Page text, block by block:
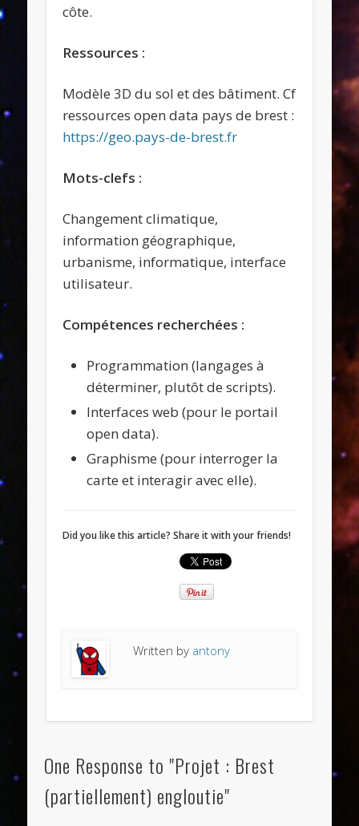
côte.
Ressources :
Modèle 3D du sol et des bâtiment. Cf
ressources open data pays de brest :
https://geo.pays-de-brest.fr
Mots-clefs :
Changement climatique,
information géographique,
urbanisme, informatique, interface
utilisateur.
Compétences recherchées :
Programmation (langages à
déterminer, plutôt de scripts).
Interfaces web (pour le portail
open data).
Graphisme (pour interroger la
carte et interagir avec elle).
Did you like this article? Share it with your friends!
Written by antony
One Response to "Projet : Brest
(partiellement) engloutie"